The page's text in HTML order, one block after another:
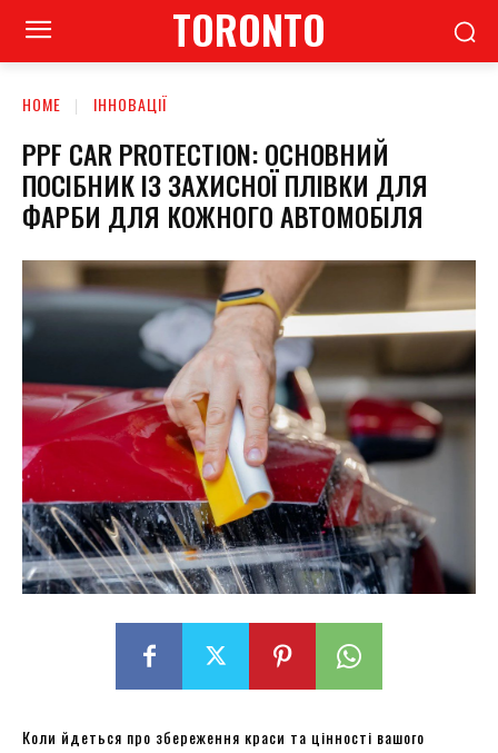
TORONTO
HOME ІННОВАЦІЇ
PPF CAR PROTECTION: ОСНОВНИЙ
ПОСІБНИК ІЗ ЗАХИСНОЇ ПЛІВКИ ДЛЯ
ФАРБИ ДЛЯ КОЖНОГО АВТОМОБІЛЯ
Коли йдеться про збереження краси та цінності вашого